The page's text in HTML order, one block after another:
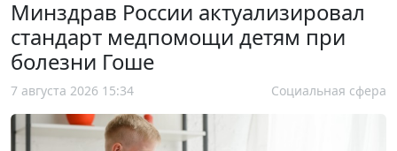
Минздрав России актуализировал
стандарт медпомощи детям при
болезни Гоше
7 августа 2026 15:34 Социальная сфера